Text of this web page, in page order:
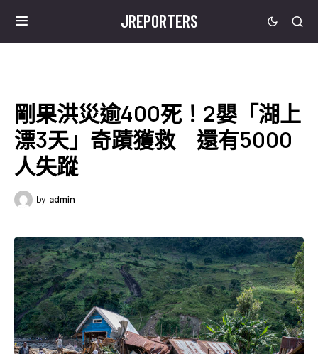
JREPORTERS
剛果洪災逾400死！2嬰「湖上
漂3天」奇蹟獲救 還有5000
人失蹤
by admin